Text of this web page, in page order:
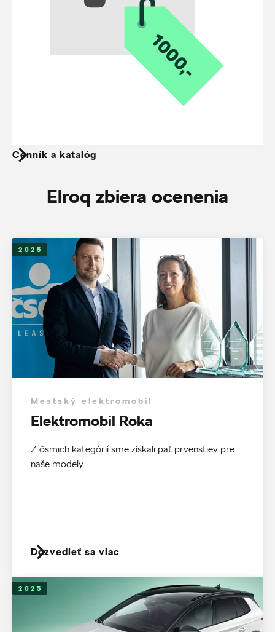
Cenník a katalóg
Elroq zbiera ocenenia
2025
Mestský elektromobil
Elektromobil Roka
Z ôsmich kategórií sme získali päť prvenstiev pre
naše modely.
Dozvedieť sa viac
2025